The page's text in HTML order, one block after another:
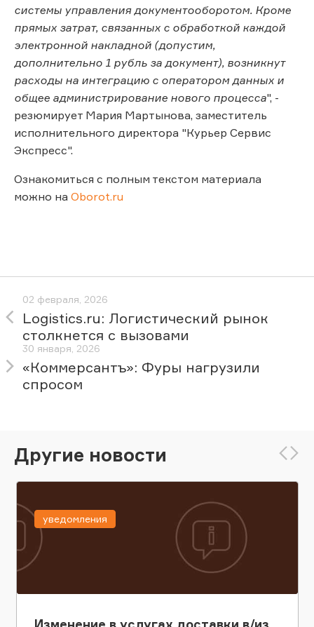
системы управления документооборотом. Кроме
прямых затрат, связанных с обработкой каждой
электронной накладной (допустим,
дополнительно 1 рубль за документ), возникнут
расходы на интеграцию с оператором данных и
общее администрирование нового процесса", -
резюмирует Мария Мартынова, заместитель
исполнительного директора "Курьер Сервис
Экспресс".
Ознакомиться с полным текстом материала
можно на Oborot.ru
02 февраля, 2026
Logistics.ru: Логистический рынок
столкнется с вызовами
30 января, 2026
«Коммерсантъ»: Фуры нагрузили
спросом
Другие новости
уведомления